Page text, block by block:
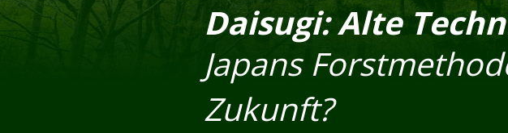
Daisugi: Alte
Japans
Zukunft?